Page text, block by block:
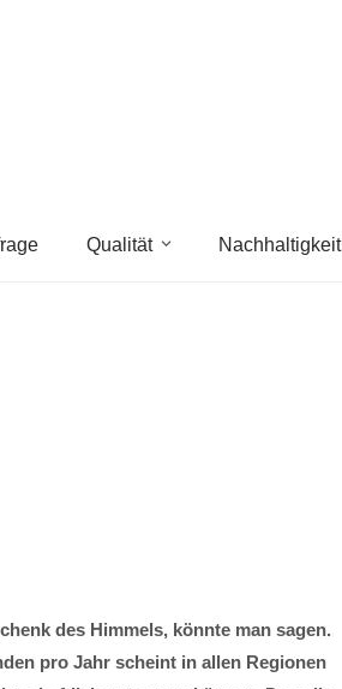
Qualität Nachhaltigkeit
des Himmels, könnte man sagen.
pro Jahr scheint in allen Regionen